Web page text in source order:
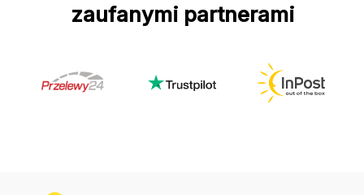
zaufanymi partnerami